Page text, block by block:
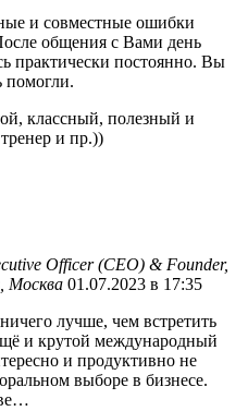
и совместные ошибки
общения с Вами день
практически постоянно. Вы
помогли.
классный, полезный и
и пр.))
Officer (CEO) & Founder,
Москва 01.07.2023 в 17:35
лучше, чем встретить
и крутой международный
и продуктивно не
выборе в бизнесе.